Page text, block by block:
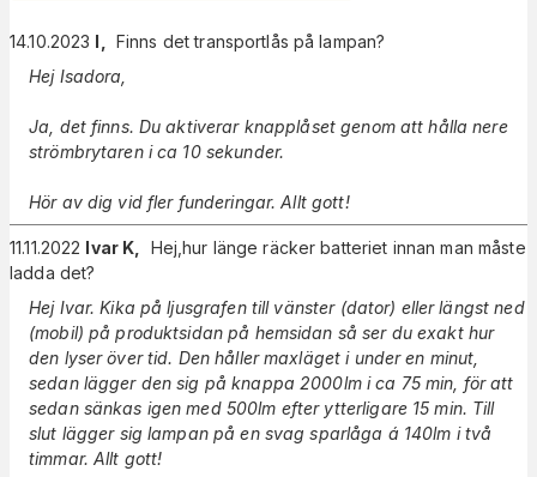
14.10.2023 I
Finns det transportlås på lampan?
Hej Isadora,
Ja, det finns. Du aktiverar knapplåset genom att hålla nere
strömbrytaren i ca 10 sekunder.
Hör av dig vid fler funderingar. Allt gott!
11.11.2022 Ivar K
Hej,hur länge räcker batteriet innan man måste
ladda det?
Hej Ivar. Kika på ljusgrafen till vänster (dator) eller längst ned
(mobil) på produktsidan på hemsidan så ser du exakt hur
den lyser över tid. Den håller maxläget i under en minut,
sedan lägger den sig på knappa 2000lm i ca 75 min, för att
sedan sänkas igen med 500lm efter ytterligare 15 min. Till
slut lägger sig lampan på en svag sparlåga á 140lm i två
timmar. Allt gott!